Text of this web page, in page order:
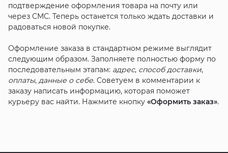
подтверждение оформления товара на почту или
через СМС. Теперь останется только ждать доставки и
радоваться новой покупке.
Оформление заказа в стандартном режиме выглядит
следующим образом. Заполняете полностью форму по
последовательным этапам: адрес, способ доставки,
оплаты, данные о себе. Советуем в комментарии к
заказу написать информацию, которая поможет
курьеру вас найти. Нажмите кнопку «Оформить заказ».